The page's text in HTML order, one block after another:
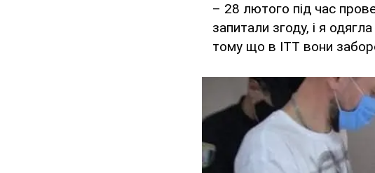
– 28 лютого під час
запитали згоду, і я
тому що в ІТТ вони